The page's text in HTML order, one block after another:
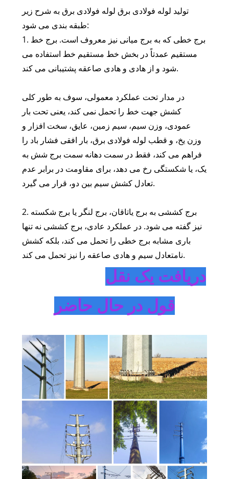
تولید لوله فولادی برق لوله فولادی برق به شرح زیر
طبقه بندی می شود:
1. برج خطی که به برج میانی نیز معروف است. برج خط
مستقیم عمدتاً در بخش خط مستقیم خط استفاده می
شود و از هادی و هادی صاعقه پشتیبانی می کند.
در مدار تحت عملکرد معمولی، سوف به طور کلی
کشش جهت خط را تحمل نمی کند، یعنی تحت بار
عمودی، وزن سیم، سیم زمین، عایق، سخت افزار و
وزن یخ، و قطب لوله فولادی برق، بار افقی فشار باد را
فراهم می کند، فقط در سمت دهانه سمت برج شش به
یک، یا شکستگی رخ می دهد، برای مقاومت در برابر عدم
تعادل کشش سیم بین دو، قرار می گیرد.
2. برج کششی به برج یاتاقان، برج لنگر یا برج شکسته
نیز گفته می شود. در عملکرد عادی، برج کششی نه تنها
باری مشابه برج خطی را تحمل می کند، بلکه کشش
نامتعادل سیم و هادی صاعقه را نیز تحمل می کند.
دریافت یک نقل
قول در حال حاضر